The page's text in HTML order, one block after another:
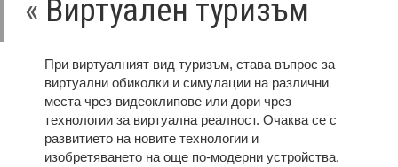
« Виртуален туризъм
При виртуалният вид туризъм, става въпрос за
виртуални обиколки и симулации на различни
места чрез видеоклипове или дори чрез
технологии за виртуална реалност. Очаква се с
развитието на новите технологии и
изобретяването на още по-модерни устройства,